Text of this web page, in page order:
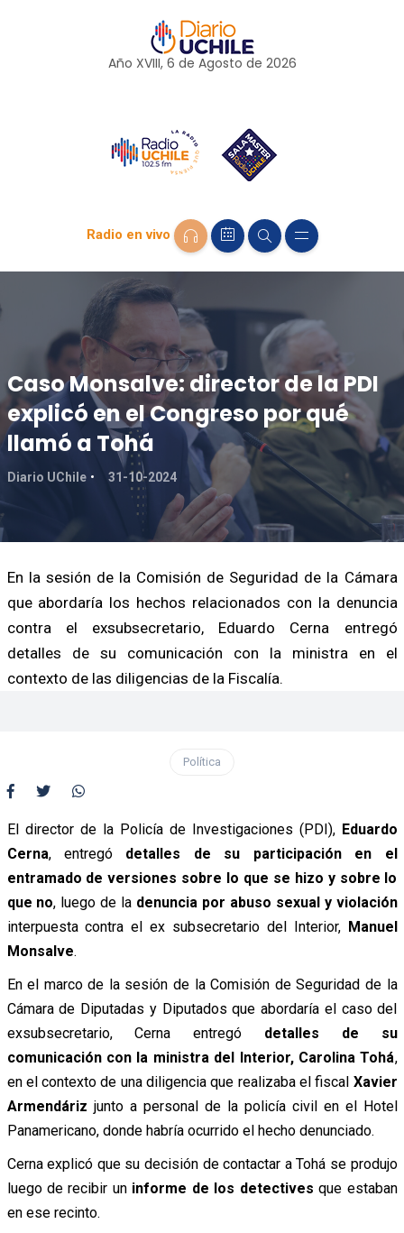
Año XVIII, 6 de Agosto de 2026
Radio en vivo
Caso Monsalve: director de la PDI
explicó en el Congreso por qué
llamó a Tohá
Diario UChile 31-10-2024
En la sesión de la Comisión de Seguridad de la Cámara
que abordaría los hechos relacionados con la denuncia
contra el exsubsecretario, Eduardo Cerna entregó
detalles de su comunicación con la ministra en el
contexto de las diligencias de la Fiscalía.
Política
El director de la Policía de Investigaciones (PDI), Eduardo
Cerna, entregó detalles de su participación en el
entramado de versiones sobre lo que se hizo y sobre lo
que no, luego de la denuncia por abuso sexual y violación
interpuesta contra el ex subsecretario del Interior, Manuel
Monsalve.
En el marco de la sesión de la Comisión de Seguridad de la
Cámara de Diputadas y Diputados que abordaría el caso del
exsubsecretario, Cerna entregó detalles de su
comunicación con la ministra del Interior, Carolina Tohá,
en el contexto de una diligencia que realizaba el fiscal Xavier
Armendáriz junto a personal de la policía civil en el Hotel
Panamericano, donde habría ocurrido el hecho denunciado.
Cerna explicó que su decisión de contactar a Tohá se produjo
luego de recibir un informe de los detectives que estaban
en ese recinto.